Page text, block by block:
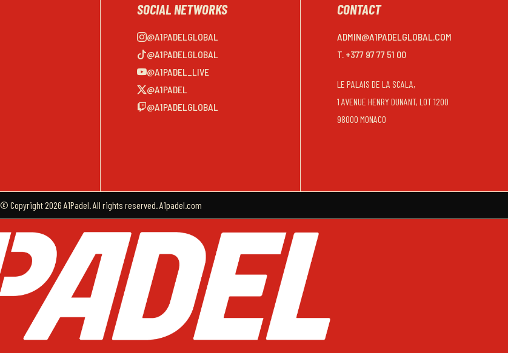
SOCIAL NETWORKS
@A1PADELGLOBAL
@A1PADELGLOBAL
@A1PADEL_LIVE
@A1PADEL
@A1PADELGLOBAL
CONTACT
ADMIN@A1PADELGLOBAL.COM
T. +377 97 77 51 00
LE PALAIS DE LA SCALA,
1 AVENUE HENRY DUNANT, LOT 1200
98000 MONACO
© Copyright 2026 A1Padel. All rights reserved. A1padel.com